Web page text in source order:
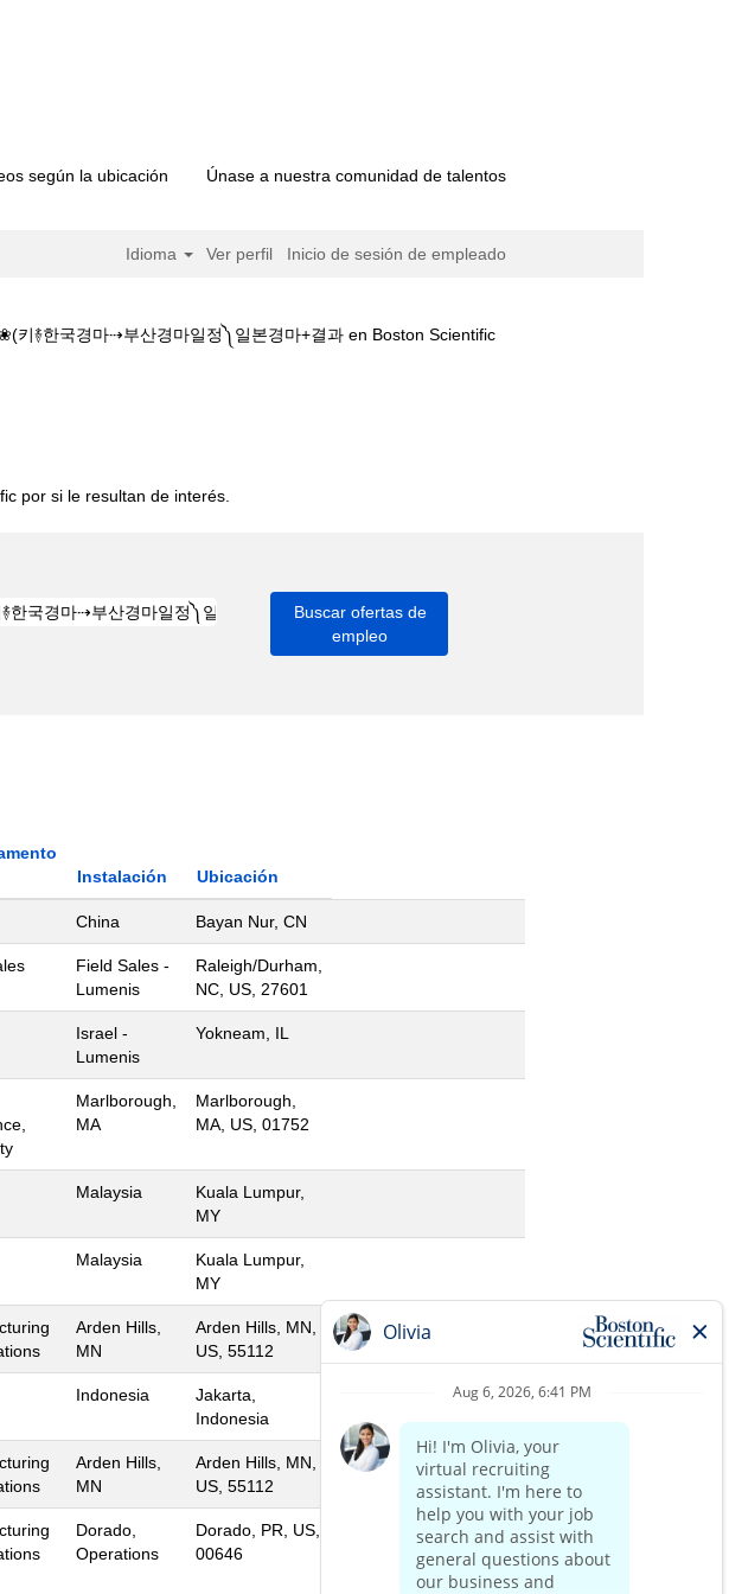
según la ubicación Únase a nuestra comunidad de talentos
Idioma Ver perfil Inicio de sesión de empleado
࿈한국경마⇢부산경마일정༽일본경마+결과 en Boston Scientific(página
por si le resultan de interés.
Instalación
Ubicación
China Bayan Nur, CN
Field Sales -
Lumenis
Raleigh/Durham,
NC, US, 27601
Israel -
Lumenis
Yokneam, IL
Marlborough,
MA
Marlborough,
MA, US, 01752
Malaysia
Kuala Lumpur,
MY
Malaysia
Kuala Lumpur,
MY
Arden Hills,
MN
Arden Hills, MN,
US, 55112
Indonesia
Jakarta,
Indonesia
Arden Hills,
MN
Arden Hills, MN,
US, 55112
Dorado,
Operations
Dorado, PR, US,
00646